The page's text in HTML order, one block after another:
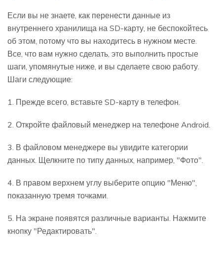
Если вы не знаете, как перенести данные из
внутреннего хранилища на SD-карту, не беспокойтесь
об этом, потому что вы находитесь в нужном месте.
Все, что вам нужно сделать, это выполнить простые
шаги, упомянутые ниже, и вы сделаете свою работу.
Шаги следующие:
1. Прежде всего, вставьте SD-карту в телефон.
2. Откройте файловый менеджер на телефоне Android.
3. В файловом менеджере вы увидите категории
данных. Щелкните по типу данных, например, "Фото".
4. В правом верхнем углу выберите опцию "Меню",
показанную тремя точками.
5. На экране появятся различные варианты. Нажмите
кнопку "Редактировать".